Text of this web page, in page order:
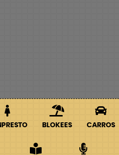
BLOKEES CARROS